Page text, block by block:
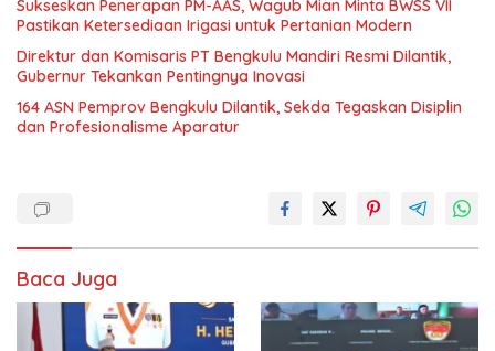
Sukseskan Penerapan PM-AAS, Wagub Mian Minta BWSS VII
Pastikan Ketersediaan Irigasi untuk Pertanian Modern
Direktur dan Komisaris PT Bengkulu Mandiri Resmi Dilantik,
Gubernur Tekankan Pentingnya Inovasi
164 ASN Pemprov Bengkulu Dilantik, Sekda Tegaskan Disiplin
dan Profesionalisme Aparatur
Baca Juga